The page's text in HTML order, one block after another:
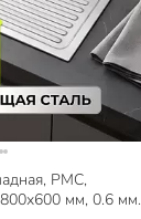
РМС,
мм, 0.6 мм,